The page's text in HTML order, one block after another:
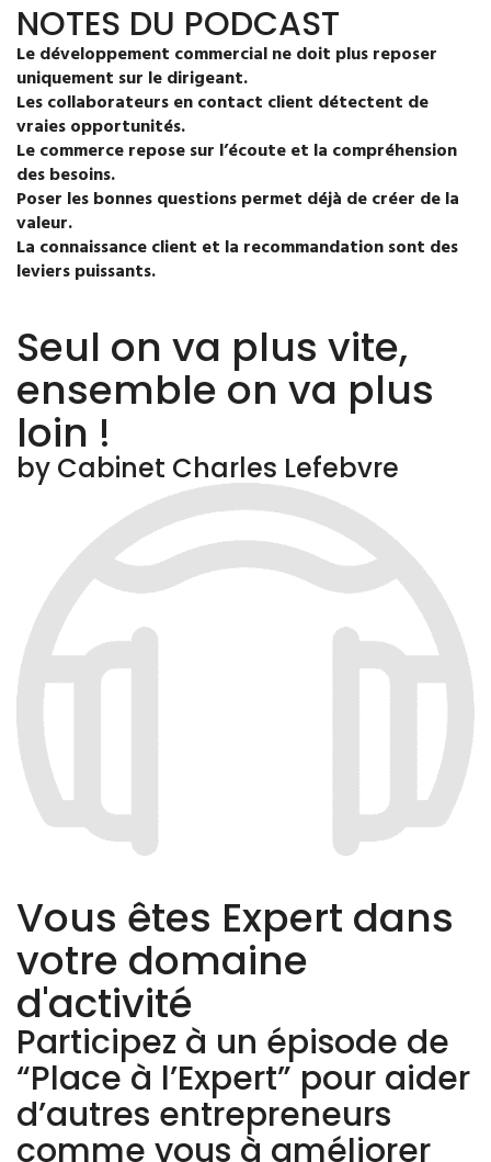
NOTES DU PODCAST
Le développement commercial ne doit plus reposer
uniquement sur le dirigeant.
Les collaborateurs en contact client détectent de
vraies opportunités.
Le commerce repose sur l’écoute et la compréhension
des besoins.
Poser les bonnes questions permet déjà de créer de la
valeur.
La connaissance client et la recommandation sont des
leviers puissants.
Seul on va plus vite,
ensemble on va plus
loin !
by Cabinet Charles Lefebvre
Vous êtes Expert dans
votre domaine
d'activité
Participez à un épisode de
“Place à l’Expert” pour aider
d’autres entrepreneurs
comme vous à améliorer